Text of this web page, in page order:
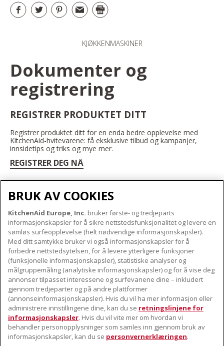
KJØKKENMASKINER
Dokumenter og
registrering
REGISTRER PRODUKTET DITT
Registrer produktet ditt for en enda bedre opplevelse med
KitchenAid-hvitevarene: få eksklusive tilbud og kampanjer,
innsidetips og triks og mye mer.
REGISTRER DEG NÅ
OM KITCHENAID
Merkets kjerne
Merkehistorie
ODR
VÅRE PRODUKTER
Små apparater
Produkttilbehør
KUNDESERVICE
Finn et servicesenter nær deg
Garanti og dokumenter
Kontaktinformasjon
FØLG OSS
BRUK AV COOKIES
KitchenAid Europe, Inc. bruker første- og tredjeparts
informasjonskapsler for å sikre nettstedsfunksjonalitet og levere en
sømløs surfeopplevelse (helt nødvendige informasjonskapsler).
Med ditt samtykke bruker vi også informasjonskapsler for å
forbedre nettstedsytelsen, for å levere ytterligere funksjoner
(funksjonelle informasjonskapsler), statistiske analyser og
målgruppemåling (analytiske informasjonskapsler) og for å vise deg
annonser tilpasset interessene og surfevanene dine – inkludert
gjennom tredjeparter og på andre plattformer
(annonseinformasjonskapsler). Hvis du vil ha mer informasjon eller
administrere innstillingene dine, kan du se retningslinjene for
informasjonskapsler. Hvis du vil vite mer om hvordan vi
behandler personopplysninger som samles inn gjennom bruk av
informasjonskapsler, kan du se personvernerklæringen.